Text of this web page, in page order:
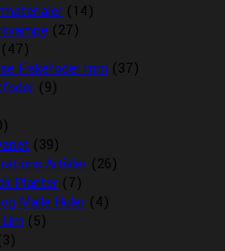
(14)
(27)
(47)
Fiskefoder mm (37)
(9)
(39)
Artikler (26)
Planter (7)
Malle Huler (4)
(5)